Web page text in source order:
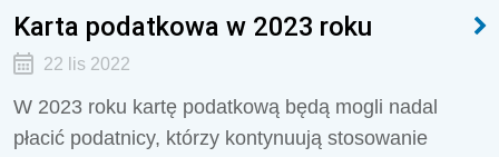
Karta podatkowa w 2023 roku
22 lis 2022
W 2023 roku kartę podatkową będą mogli nadal
płacić podatnicy, którzy kontynuują stosowanie